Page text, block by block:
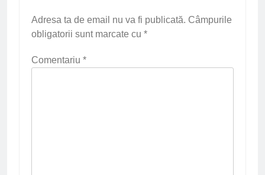
Adresa ta de email nu va fi publicată. Câmpurile
obligatorii sunt marcate cu *
Comentariu *